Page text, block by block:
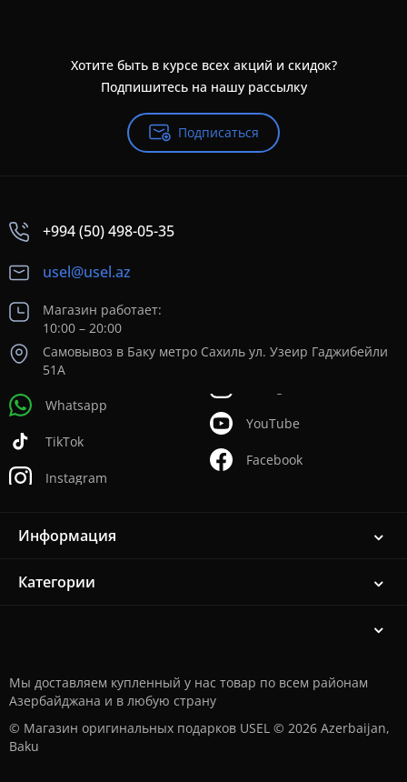
Хотите быть в курсе всех акций и скидок?
Подпишитесь на нашу рассылку
Подписаться
+994 (50) 498-05-35
usel@usel.az
Магазин работает:
10:00 – 20:00
Самовывоз в Баку метро Сахиль ул. Узеир Гаджибейли
51А
Whatsapp
TikTok
Instagram
YouTube
Facebook
Информация
Категории
Мы доставляем купленный у нас товар по всем районам
Азербайджана и в любую страну
© Магазин оригинальных подарков USEL © 2026 Azerbaijan,
Baku